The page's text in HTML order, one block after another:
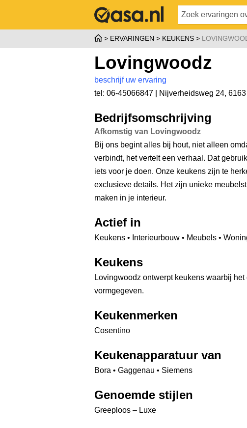
ERVARINGEN KEUKENS
Lovingwoodz
beschrijf uw ervaring
tel: 06-45066847 |
Nijverheidsweg 24,
Bedrijfsomschrijving
Afkomstig van Lovingwoodz
Bij ons begint alles bij hout, niet alleen
verbindt, het vertelt een verhaal. Dat
iets voor je doen. Onze keukens zijn te
exclusieve details. Het zijn unieke
maken in je interieur.
Actief in
Keukens • Interieurbouw • Meubels •
Keukens
Lovingwoodz ontwerpt keukens waarbij
vormgegeven.
Keukenmerken
Cosentino
Keukenapparatuur van
Bora • Gaggenau • Siemens
Genoemde stijlen
Greeploos – Luxe